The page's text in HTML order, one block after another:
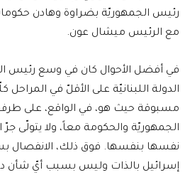
رئيس الجمهوريّة بضراوة وهادن
مع الرئيس ميشال عون.
في أفضل الأحوال كان في وسع رئيس
الدولة اللبنانيّة على الأقلّ في
مسبوقة حيث هو، في الواقع، على
الجمهوريّة والحكومة معاً، ولا يتولّى جرّ
نفسها بنفسها. فوق ذلك، الانفصال
إسرائيل بالذات وليس بسبب أيّ شأن